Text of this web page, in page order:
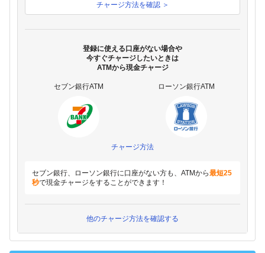
チャージ方法を確認 ＞
登録に使える口座がない場合や
今すぐチャージしたいときは
ATMから現金チャージ
セブン銀行ATM ローソン銀行ATM
チャージ方法
セブン銀行、ローソン銀行に口座がない方も、ATMから最短25
秒で現金チャージをすることができます！
他のチャージ方法を確認する